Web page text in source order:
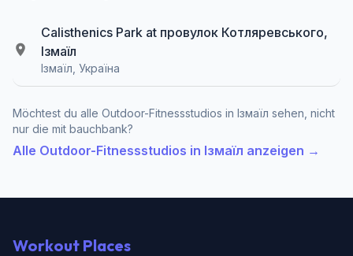
Calisthenics Park at провулок Котляревського,
Ізмаїл
Ізмаїл, Україна
Möchtest du alle Outdoor-Fitnessstudios in Ізмаїл sehen, nicht
nur die mit bauchbank?
Alle Outdoor-Fitnessstudios in Ізмаїл anzeigen →
Workout Places